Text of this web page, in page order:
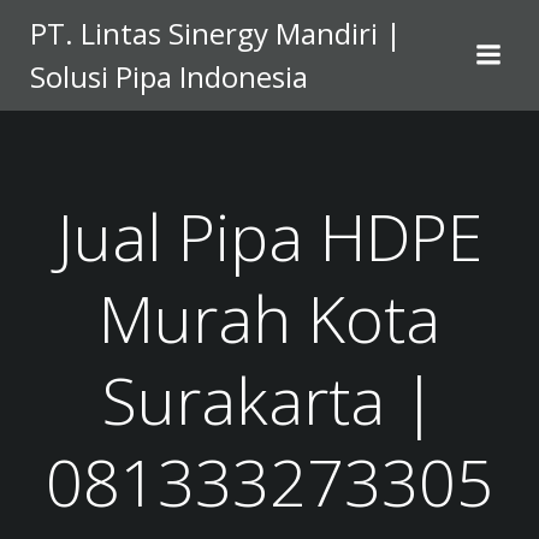
to
content
PT. Lintas Sinergy Mandiri |
Solusi Pipa Indonesia
Jual Pipa HDPE
Murah Kota
Surakarta |
081333273305